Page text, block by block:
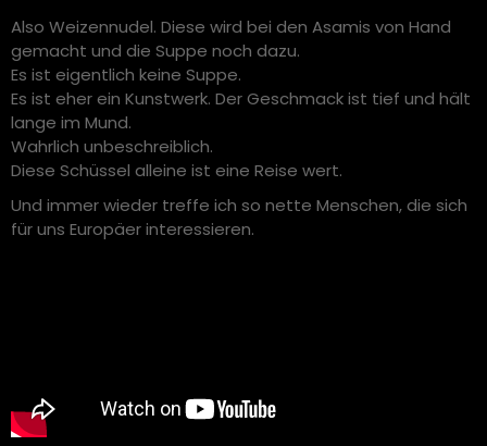
Also Weizennudel. Diese wird bei den Asamis von Hand
gemacht und die Suppe noch dazu.
Es ist eigentlich keine Suppe.
Es ist eher ein Kunstwerk. Der Geschmack ist tief und hält
lange im Mund.
Wahrlich unbeschreiblich.
Diese Schüssel alleine ist eine Reise wert.
Und immer wieder treffe ich so nette Menschen, die sich
für uns Europäer interessieren.